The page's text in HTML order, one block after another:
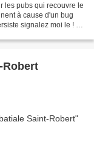
les pubs qui recouvre le
à cause d'un bug
signalez moi le ! et
Robert